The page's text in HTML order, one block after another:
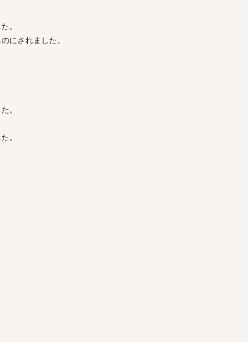
。
にされました。
。
。